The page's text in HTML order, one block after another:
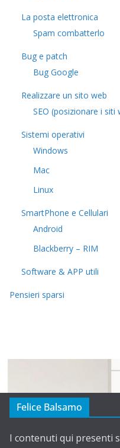
La posta elettronica
Spam combatterlo
Bug e patch
Bug Google
Realizzare un sito web
SEO (posizionare i siti
Sistemi operativi
Windows
Mac
Linux
SmartPhone e Cellulari
Android
Blackberry – RIM
Software & APP utili
Pensieri sparsi
Felice Balsamo
I contenuti qui presenti